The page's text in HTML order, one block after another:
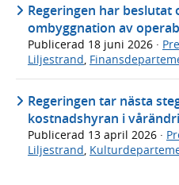
Regeringen har beslutat
ombyggnation av
Publicerad 18 juni 2026 ·
Liljestrand,
Regeringen tar nästa
kostnadshyran i
Publicerad 13 april 2026 ·
Liljestrand